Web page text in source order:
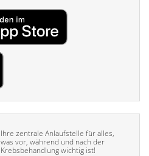
Ihre zentrale Anlaufstelle für alles,
was vor, während und nach der
Krebsbehandlung wichtig ist!